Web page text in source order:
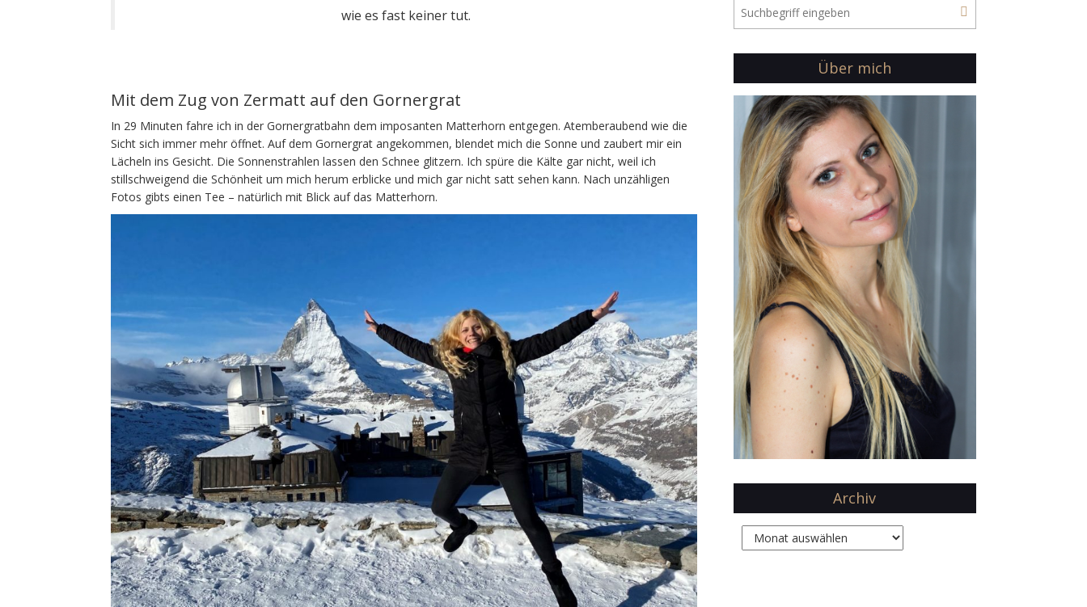
wie es fast keiner tut.
Mit dem Zug von Zermatt auf den Gornergrat
In 29 Minuten fahre ich in der Gornergratbahn dem imposanten Matterhorn entgegen. Atemberaubend wie die
Sicht sich immer mehr öffnet. Auf dem Gornergrat angekommen, blendet mich die Sonne und zaubert mir ein
Lächeln ins Gesicht. Die Sonnenstrahlen lassen den Schnee glitzern. Ich spüre die Kälte gar nicht, weil ich
stillschweigend die Schönheit um mich herum erblicke und mich gar nicht satt sehen kann. Nach unzähligen
Fotos gibts einen Tee – natürlich mit Blick auf das Matterhorn.
Über mich
Archiv
Archiv